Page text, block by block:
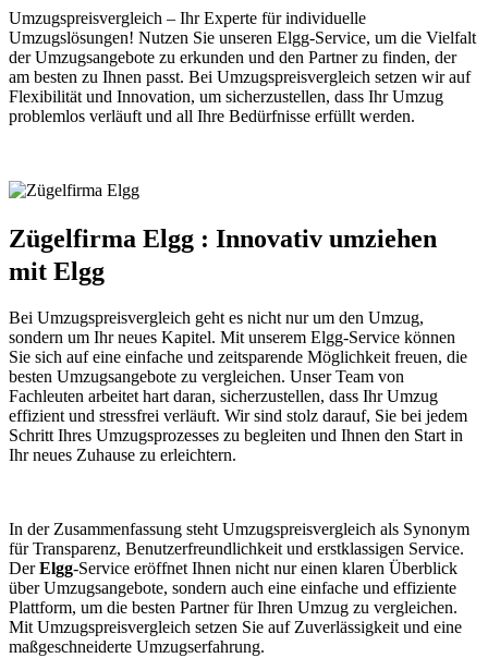
Umzugspreisvergleich – Ihr Experte für individuelle
Umzugslösungen! Nutzen Sie unseren Elgg-Service, um die Vielfalt
der Umzugsangebote zu erkunden und den Partner zu finden, der
am besten zu Ihnen passt. Bei Umzugspreisvergleich setzen wir auf
Flexibilität und Innovation, um sicherzustellen, dass Ihr Umzug
problemlos verläuft und all Ihre Bedürfnisse erfüllt werden.
Zügelfirma Elgg : Innovativ umziehen
mit Elgg
Bei Umzugspreisvergleich geht es nicht nur um den Umzug,
sondern um Ihr neues Kapitel. Mit unserem Elgg-Service können
Sie sich auf eine einfache und zeitsparende Möglichkeit freuen, die
besten Umzugsangebote zu vergleichen. Unser Team von
Fachleuten arbeitet hart daran, sicherzustellen, dass Ihr Umzug
effizient und stressfrei verläuft. Wir sind stolz darauf, Sie bei jedem
Schritt Ihres Umzugsprozesses zu begleiten und Ihnen den Start in
Ihr neues Zuhause zu erleichtern.
In der Zusammenfassung steht Umzugspreisvergleich als Synonym
für Transparenz, Benutzerfreundlichkeit und erstklassigen Service.
DerElgg-Service eröffnet Ihnen nicht nur einen klaren Überblick
über Umzugsangebote, sondern auch eine einfache und effiziente
Plattform, um die besten Partner für Ihren Umzug zu vergleichen.
Mit Umzugspreisvergleich setzen Sie auf Zuverlässigkeit und eine
maßgeschneiderte Umzugserfahrung.